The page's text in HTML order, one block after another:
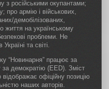
з російськими окупантами;
про армію і військових,
демобілізованих,
життя на українському
проблеми. Не
та світі.
“Новинарня” працює за
демократію (EED). Зміст
відображає офіційну позицію
наших авторів.